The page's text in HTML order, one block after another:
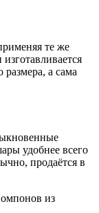
те же
а сама
удобнее всего
продаётся в
из